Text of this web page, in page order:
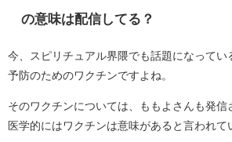
の意味は配信してる？
今、スピリチュアル界隈でも話題になってい
予防のためのワクチンですよね。
そのワクチンについては、ももよさんも発信
医学的にはワクチンは意味があると言われて